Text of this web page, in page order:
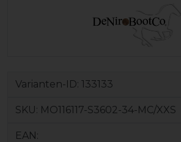
Varianten-ID: 133133
SKU: MO116117-S3602-34-MC/XXS
EAN: